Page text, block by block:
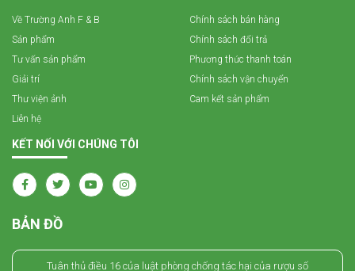
Về Trường Anh F & B
Sản phẩm
Tư vấn sản phẩm
Giải trí
Thư viện ảnh
Liên hệ
Chính sách bán hàng
Chính sách đổi trả
Phương thức thanh toán
Chính sách vận chuyển
Cam kết sản phẩm
KẾT NỐI VỚI CHÚNG TÔI
BẢN ĐỒ
Tuân thủ điều 16 của luật phòng chống tác hại của rượu số